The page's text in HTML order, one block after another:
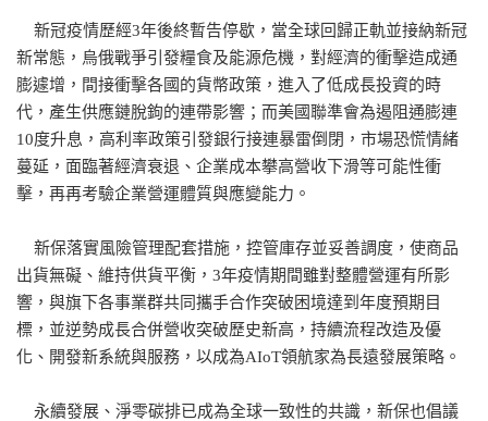
新冠疫情歷經3年後終暫告停歇，當全球回歸正軌並接納新冠
新常態，烏俄戰爭引發糧食及能源危機，對經濟的衝擊造成通
膨遽增，間接衝擊各國的貨幣政策，進入了低成長投資的時
代，產生供應鏈脫鉤的連帶影響；而美國聯準會為遏阻通膨連
10度升息，高利率政策引發銀行接連暴雷倒閉，市場恐慌情緒
蔓延，面臨著經濟衰退、企業成本攀高營收下滑等可能性衝
擊，再再考驗企業營運體質與應變能力。
新保落實風險管理配套措施，控管庫存並妥善調度，使商品
出貨無礙、維持供貨平衡，3年疫情期間雖對整體營運有所影
響，與旗下各事業群共同攜手合作突破困境達到年度預期目
標，並逆勢成長合併營收突破歷史新高，持續流程改造及優
化、開發新系統與服務，以成為AIoT領航家為長遠發展策略。
永續發展、淨零碳排已成為全球一致性的共識，新保也倡議